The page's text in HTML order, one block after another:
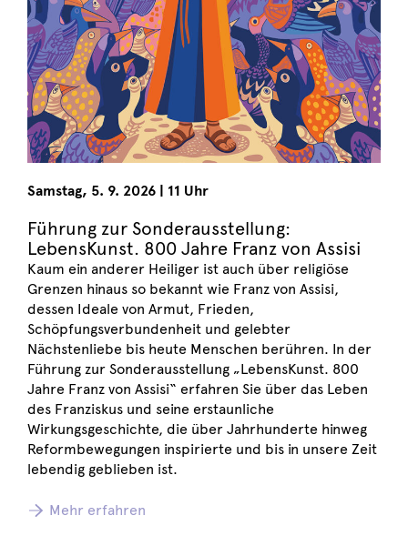
Samstag, 5. 9. 2026 11 Uhr
Führung zur Sonderausstellung:
LebensKunst. 800 Jahre Franz von Assisi
Kaum ein anderer Heiliger ist auch über religiöse
Grenzen hinaus so bekannt wie Franz von Assisi,
dessen Ideale von Armut, Frieden,
Schöpfungsverbundenheit und gelebter
Nächstenliebe bis heute Menschen berühren. In der
Führung zur Sonderausstellung „LebensKunst. 800
Jahre Franz von Assisi“ erfahren Sie über das Leben
des Franziskus und seine erstaunliche
Wirkungsgeschichte, die über Jahrhunderte hinweg
Reformbewegungen inspirierte und bis in unsere Zeit
lebendig geblieben ist.
Mehr erfahren